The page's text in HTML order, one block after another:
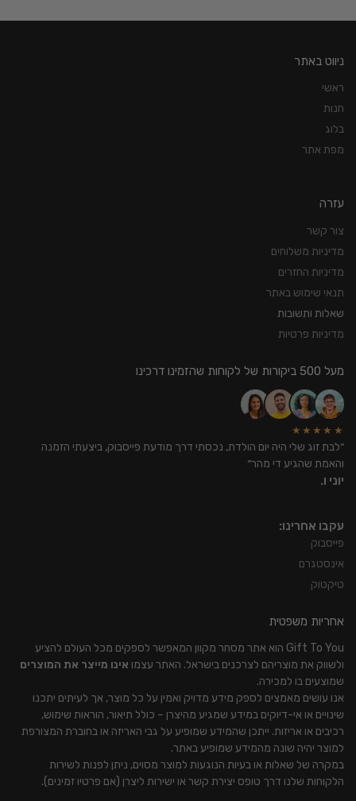
ניווט באתר
ראשי
חנות
בלוג
מפת אתר
עזרה
צור קשר
מדיניות משלוחים
מדיניות החזרים
תנאי שימוש באתר
שאלות ותשובות
מדיניות פרטיות
מעל 500 ביקורות של לקוחות שהזמינו דרכינו
★★★★★
״לבת זוג שלי היה יום הולדת, נכסתי דרך מודעת פייסבוק, ביצעתי הזמנה
והאמת שהגיע די מהר״
יוני ו.
עקבו אחרינו:
פייסבוק
אינסטגרם
טיקטוק
אחריות משפטית
Gift To You הוא אתר מסחר מקוון המאפשר לספקים מכל העולם להציע
ולשווק את מוצריהם לצרכנים בישראל. האתר עצמו אינו מייצר את המוצרים
שמוצעים בו למכירה.
אנו עושים מאמצים לספק מידע מדויק ואמין על כל מוצר, אך לעיתים יתכנו
שינויים או אי-דיוקים במידע שמגיע מהיצרן – כולל תיאור, הוראות שימוש,
רכיבים או אריזות. ייתכן שהמידע שמופיע על גבי האריזה או בחוברת המצורפת
למוצר יהיה שונה מהמידע שמופיע באתר.
במקרה של שאלות או בעיות הנוגעות למוצר מסוים, ניתן לפנות לשירות
הלקוחות שלנו דרך טופס יצירת קשר או ישירות ליצרן (אם פרטיו זמינים).